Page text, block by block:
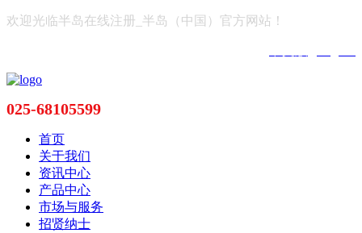
欢迎光临半岛在线注册_半岛（中国）官方网站！
025-68105599
首页
关于我们
资讯中心
产品中心
市场与服务
招贤纳士